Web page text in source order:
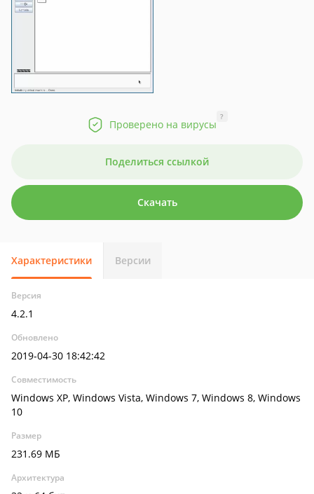
Проверено на вирусы
?
Поделиться ссылкой
Скачать
Характеристики Версии
Версия
4.2.1
Обновлено
2019-04-30 18:42:42
Совместимость
Windows XP, Windows Vista, Windows 7, Windows 8, Windows
10
Размер
231.69 МБ
Архитектура